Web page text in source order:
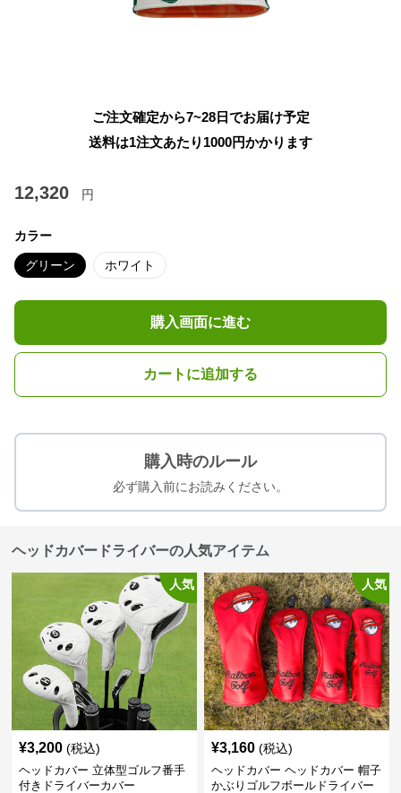
ご注文確定から7~28日でお届け予定
送料は1注文あたり 1000円かかります
12,320 円
カラー
グリーン ホワイト
購入画面に進む
カートに追加する
購入時のルール
必ず購入前にお読みください。
ヘッドカバードライバーの人気アイテム
人気
¥3,200 (税込)
ヘッドカバー 立体型ゴルフ番手
付きドライバーカバー
人気
¥3,160 (税込)
ヘッドカバー ヘッドカバー 帽子
かぶりゴルフボールドライバー